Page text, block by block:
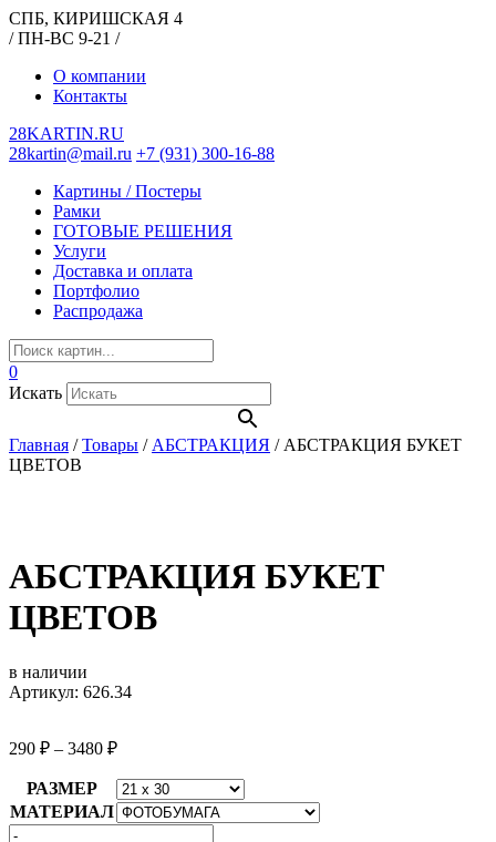
СПБ, КИРИШСКАЯ 4
/ ПН-ВС 9-21 /
О компании
Контакты
28KARTIN.RU
28kartin@mail.ru +7 (931) 300-16-88
Картины / Постеры
Рамки
ГОТОВЫЕ РЕШЕНИЯ
Услуги
Доставка и оплата
Портфолио
Распродажа
0
Искать
Главная /Товары / АБСТРАКЦИЯ / АБСТРАКЦИЯ БУКЕТ
ЦВЕТОВ
АБСТРАКЦИЯ БУКЕТ
ЦВЕТОВ
в наличии
Артикул: 626.34
290 ₽ – 3480 ₽
РАЗМЕР
МАТЕРИАЛ